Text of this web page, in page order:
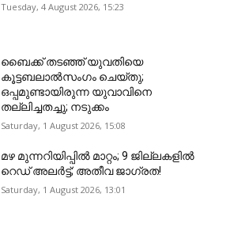
Tuesday, 4 August 2026, 15:23
ബൈക്ക് തടഞ്ഞ് യുവതിയെ
കൂട്ടബലാല്‍സംഗം ചെയ്തു;
ഒപ്പമുണ്ടായിരുന്ന യുവാവിനെ
തല്ലിച്ചതച്ചു; നടുക്കം
Saturday, 1 August 2026, 15:08
മഴ മുന്നറിയിപ്പില്‍ മാറ്റം; 9 ജില്ലകളില്‍
റെഡ് അലര്‍ട്ട്; അതീവ ജാഗ്രത!
Saturday, 1 August 2026, 13:01